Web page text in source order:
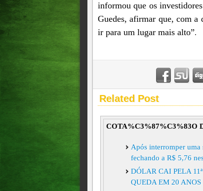
informou que os
Guedes, afirmar que, com a
ir para um lugar mais alto”.
Related Post
COTA%C3%87%C3%83O
Após interromper uma
fechando a R$ 5,76
DÓLAR CAI PELA
QUEDA EM 20 ANOS